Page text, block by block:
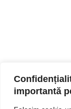
importantă